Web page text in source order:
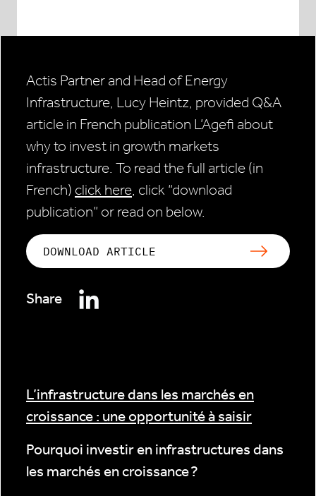
Actis Partner and Head of Energy
Infrastructure, Lucy Heintz, provided Q&A
article in French publication L’Agefi about
why to invest in growth markets
infrastructure. To read the full article (in
French) click here, click “download
publication” or read on below.
DOWNLOAD ARTICLE
Share
L’infrastructure dans les marchés en
croissance : une opportunité à saisir
Pourquoi investir en infrastructures dans
les marchés en croissance ?